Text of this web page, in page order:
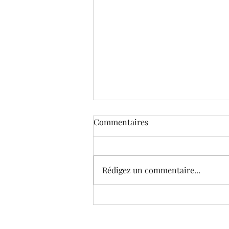
Commentaires
Rédigez un commentaire...